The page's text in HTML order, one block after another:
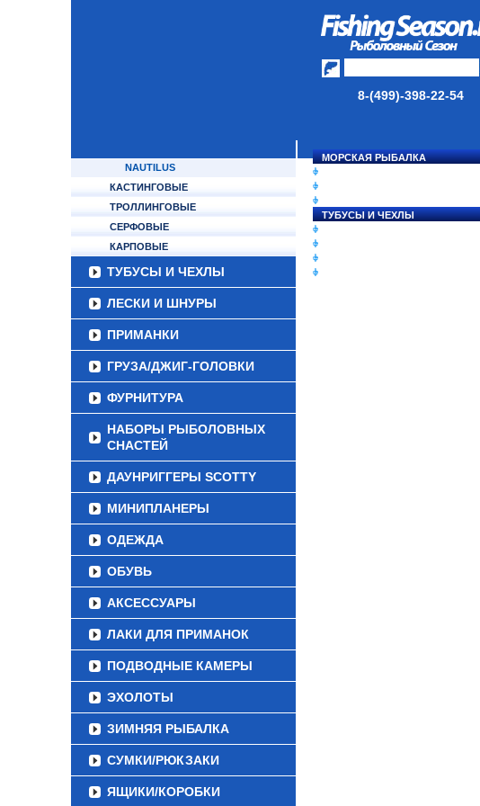
NAUTILUS
КАСТИНГОВЫЕ
ТРОЛЛИНГОВЫЕ
СЕРФОВЫЕ
КАРПОВЫЕ
ТУБУСЫ И ЧЕХЛЫ
ЛЕСКИ И ШНУРЫ
ПРИМАНКИ
ГРУЗА/ДЖИГ-ГОЛОВКИ
ФУРНИТУРА
НАБОРЫ РЫБОЛОВНЫХ
СНАСТЕЙ
ДАУНРИГГЕРЫ SCOTTY
МИНИПЛАНЕРЫ
ОДЕЖДА
ОБУВЬ
АКСЕССУАРЫ
ЛАКИ ДЛЯ ПРИМАНОК
ПОДВОДНЫЕ КАМЕРЫ
ЭХОЛОТЫ
ЗИМНЯЯ РЫБАЛКА
СУМКИ/РЮКЗАКИ
ЯЩИКИ/КОРОБКИ
8-(499)-398-22-54
МОРСКАЯ РЫБАЛКА
ТУБУСЫ И ЧЕХЛЫ